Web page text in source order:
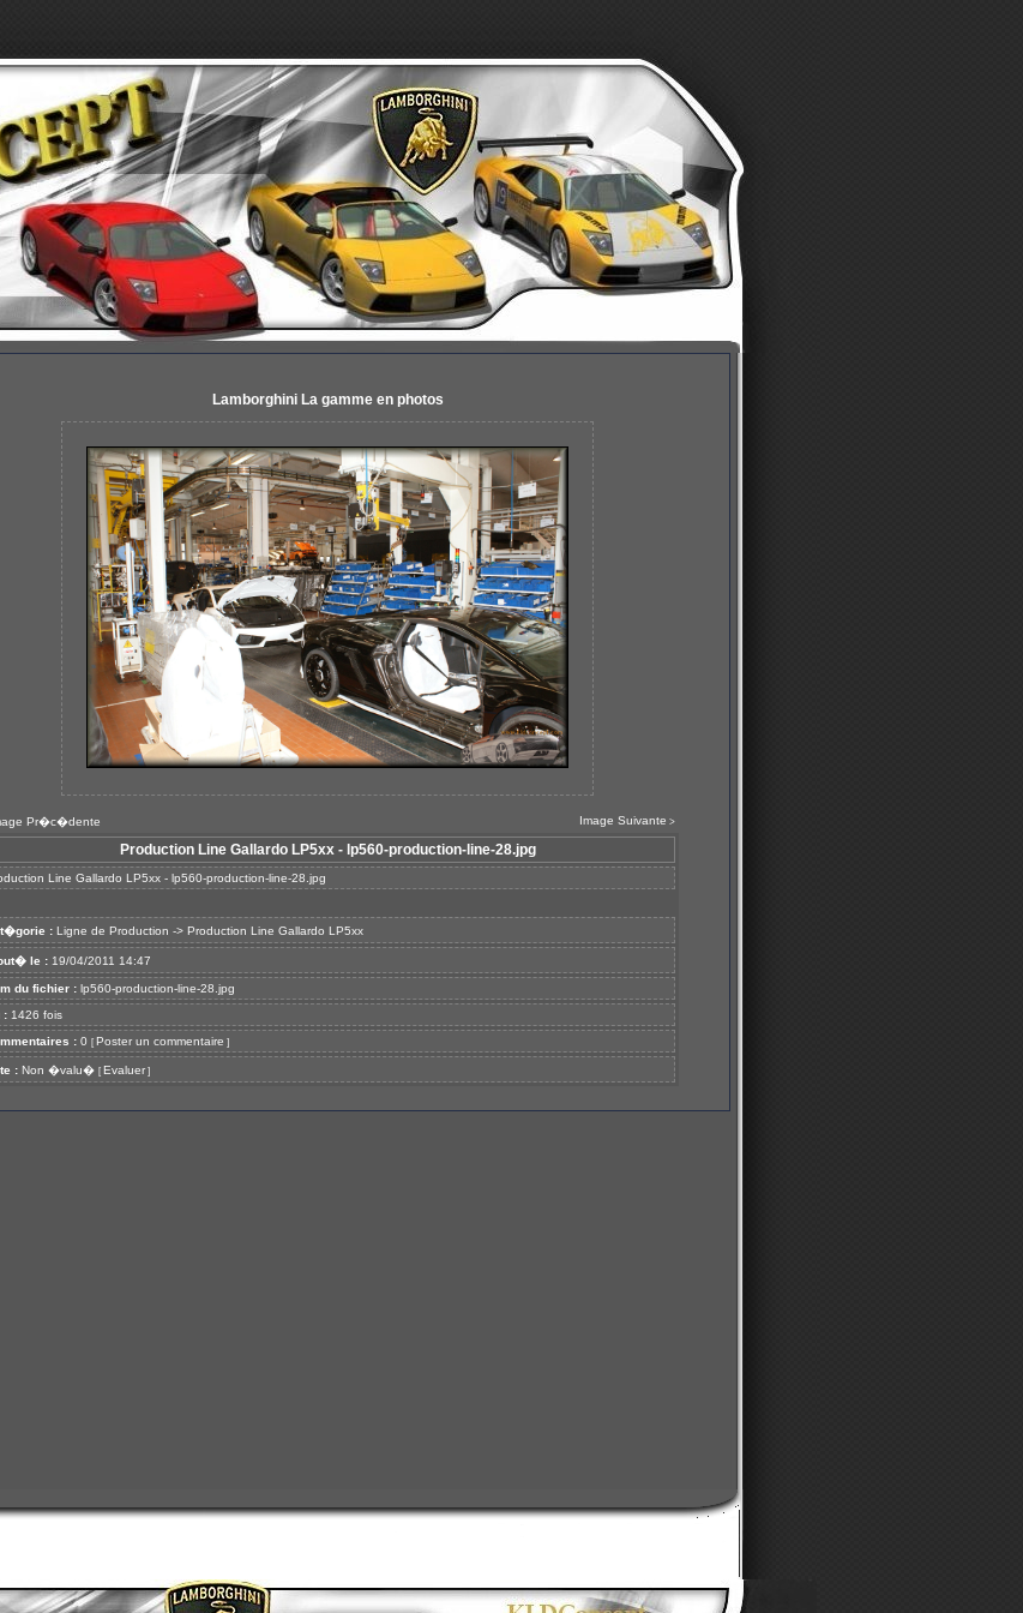
Lamborghini La gamme en photos
Pr�c�dente Image Suivante >
Production Line Gallardo LP5xx - lp560-production-line-28.jpg
Line Gallardo LP5xx - lp560-production-line-28.jpg
: Ligne de Production -> Production Line Gallardo LP5xx
le : 19/04/2011 14:47
du fichier : lp560-production-line-28.jpg
: 1426 fois
: 0 [ Poster un commentaire ]
: Non �valu� [ Evaluer ]